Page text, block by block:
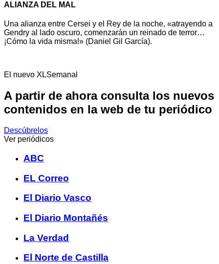
ALIANZA DEL MAL
Una alianza entre Cersei y el Rey de la noche, «atrayendo a
Gendry al lado oscuro, comenzarán un reinado de terror…
¡Cómo la vida misma!» (Daniel Gil García).
El nuevo XLSemanal
A partir de ahora consulta los nuevos
contenidos en la web de tu periódico
Descúbrelos
Ver periódicos
ABC
EL Correo
El Diario Vasco
El Diario Montañés
La Verdad
El Norte de Castilla